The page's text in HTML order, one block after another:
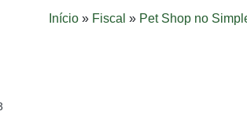
Início » Fiscal » Pet Shop no